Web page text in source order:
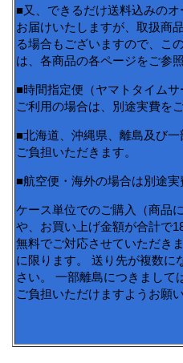
■又、できるだけ送料込みの
お届けいたしますが、取扱商
る場合もございますので、こ
は、各商品の各ページをご参照
■時間指定便（ヤマトタイム
ご利用の場合は、別途実費を
■北海道、沖縄県、離島及び
ご負担いただきます。
■航空便・海外の場合は別途実
ケース単位でのご購入（商品
や、お買い上げ金額が合計で
無料でご対応させていただき
に限ります。 送り先が複数に
さい。 一部離島につきまして
ご負担いただけますようお願